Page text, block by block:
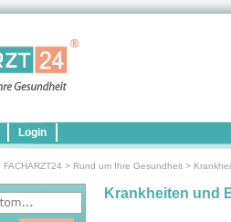
Login
FACHARZT24 > Rund um Ihre Gesundheit >
Krankheiten und